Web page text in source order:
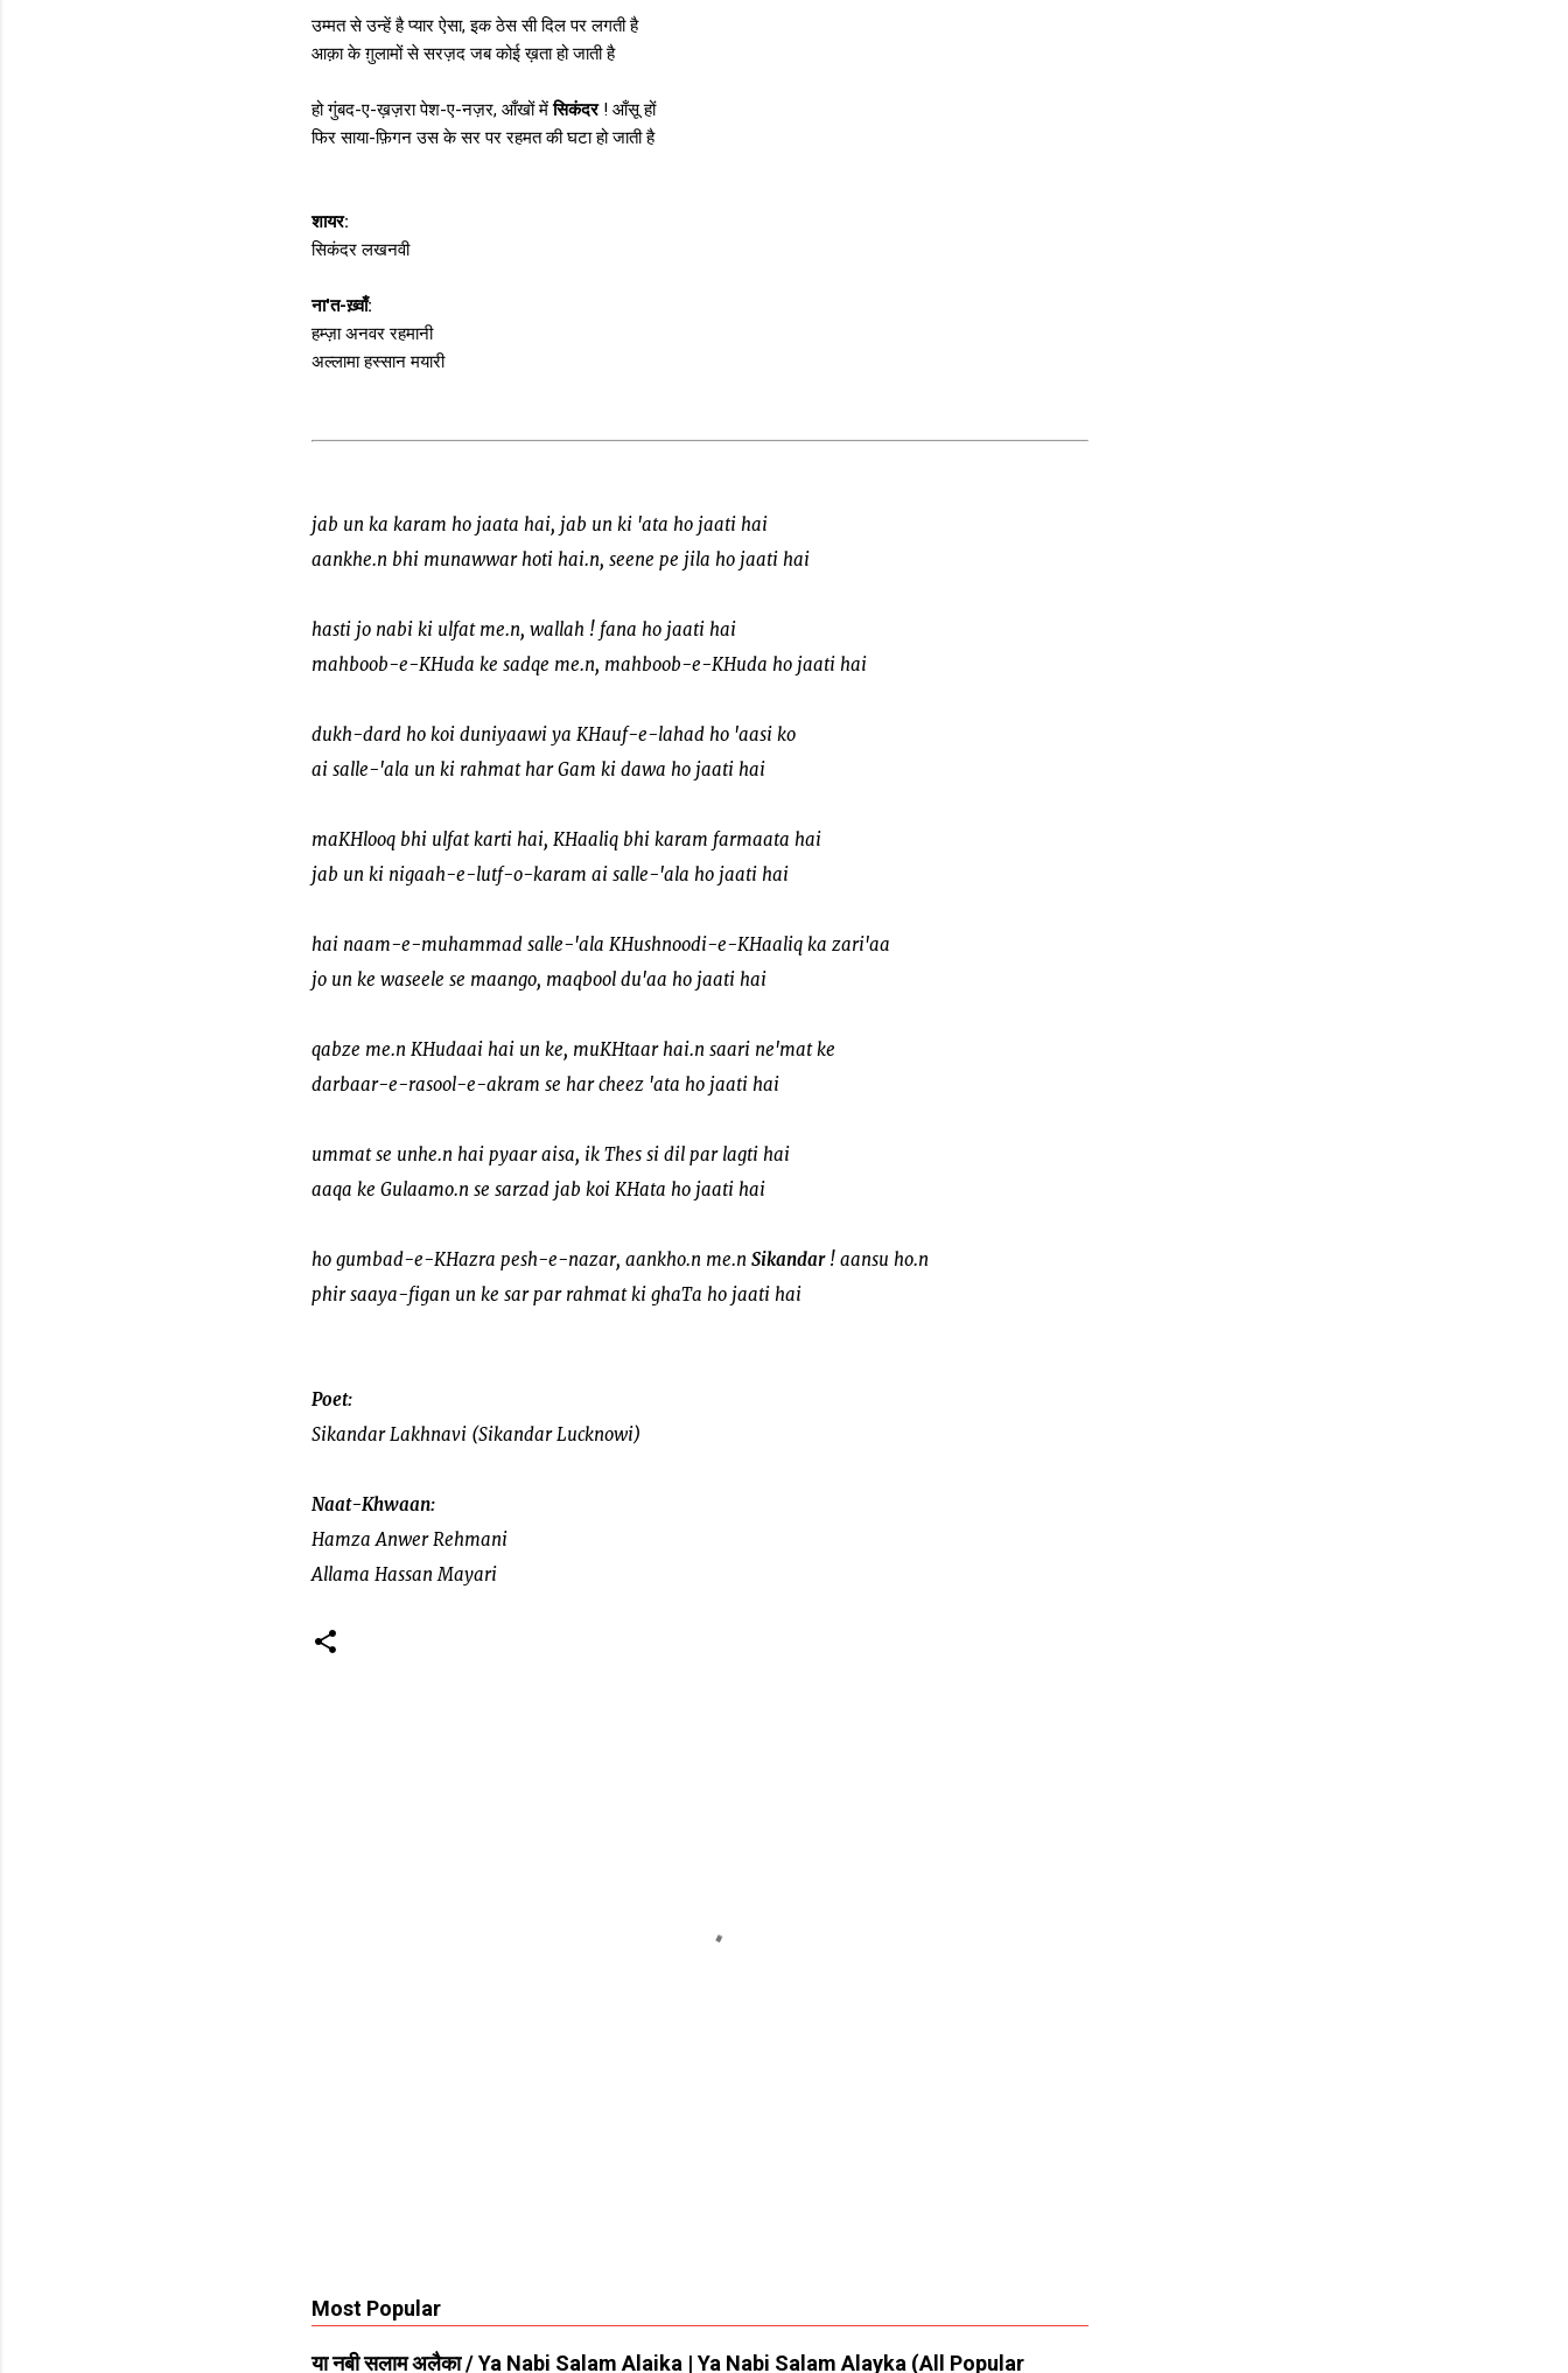
उम्मत से उन्हें है प्यार ऐसा, इक ठेस सी दिल पर लगती है
आक़ा के ग़ुलामों से सरज़द जब कोई ख़ता हो जाती है
हो गुंबद-ए-ख़ज़रा पेश-ए-नज़र, आँखों मेंसिकंदर! आँसू हों
फिर साया-फ़िगन उस के सर पर रहमत की घटा हो जाती है
शायर:
सिकंदर लखनवी
ना'त-ख़्वाँ:
हम्ज़ा अनवर रहमानी
अल्लामा हस्सान मयारी
jab un ka karam ho jaata hai, jab un ki 'ata ho jaati hai
aankhe.n bhi munawwar hoti hai.n, seene pe jila ho jaati hai
hasti jo nabi ki ulfat me.n, wallah ! fana ho jaati hai
mahboob-e-KHuda ke sadqe me.n, mahboob-e-KHuda ho jaati hai
dukh-dard ho koi duniyaawi ya KHauf-e-lahad ho 'aasi ko
ai salle-'ala un ki rahmat har Gam ki dawa ho jaati hai
maKHlooq bhi ulfat karti hai, KHaaliq bhi karam farmaata hai
jab un ki nigaah-e-lutf-o-karam ai salle-'ala ho jaati hai
hai naam-e-muhammad salle-'ala KHushnoodi-e-KHaaliq ka zari'aa
jo un ke waseele se maango, maqbool du'aa ho jaati hai
qabze me.n KHudaai hai un ke, muKHtaar hai.n saari ne'mat ke
darbaar-e-rasool-e-akram se har cheez 'ata ho jaati hai
ummat se unhe.n hai pyaar aisa, ik Thes si dil par lagti hai
aaqa ke Gulaamo.n se sarzad jab koi KHata ho jaati hai
ho gumbad-e-KHazra pesh-e-nazar, aankho.n me.n Sikandar! aansu ho.n
phir saaya-figan un ke sar par rahmat ki ghaTa ho jaati hai
Poet:
Sikandar Lakhnavi (Sikandar Lucknowi)
Naat-Khwaan:
Hamza Anwer Rehmani
Allama Hassan Mayari
Most Popular
या नबी सलाम अलैका / Ya Nabi Salam Alaika | Ya Nabi Salam Alayka (All Popular